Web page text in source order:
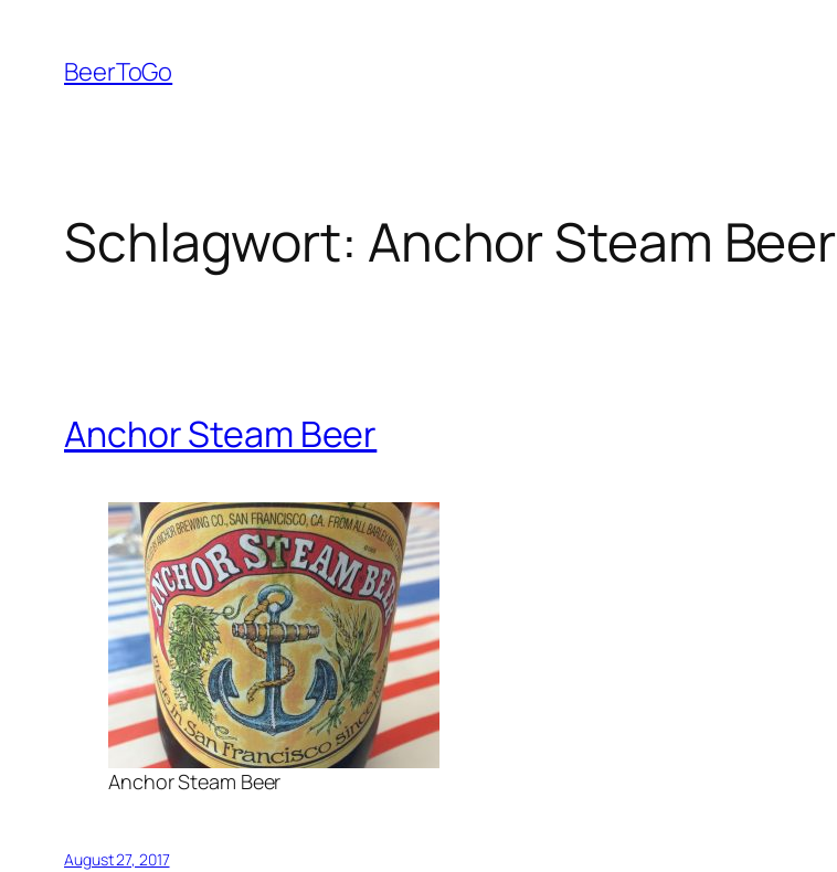
Inhalt
springen
BeerToGo
Schlagwort: Anchor Steam Beer
Anchor Steam Beer
Anchor Steam Beer
August 27, 2017